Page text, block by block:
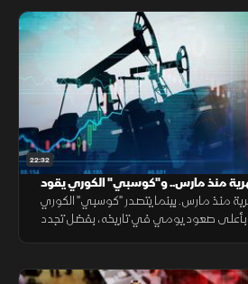
22:32
منذ مارس.. و"كوسبي" الكوري يقود
منذ مارس. بينما يتصدر "كوسبي" الكوري
بأعلى صعود يومي في تاريخه، بفضل تجدد